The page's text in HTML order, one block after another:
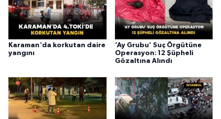
Karaman'da korkutan daire
yangını
‘Ay Grubu’ Suç Örgütüne
Operasyon: 12 Şüpheli
Gözaltına Alındı